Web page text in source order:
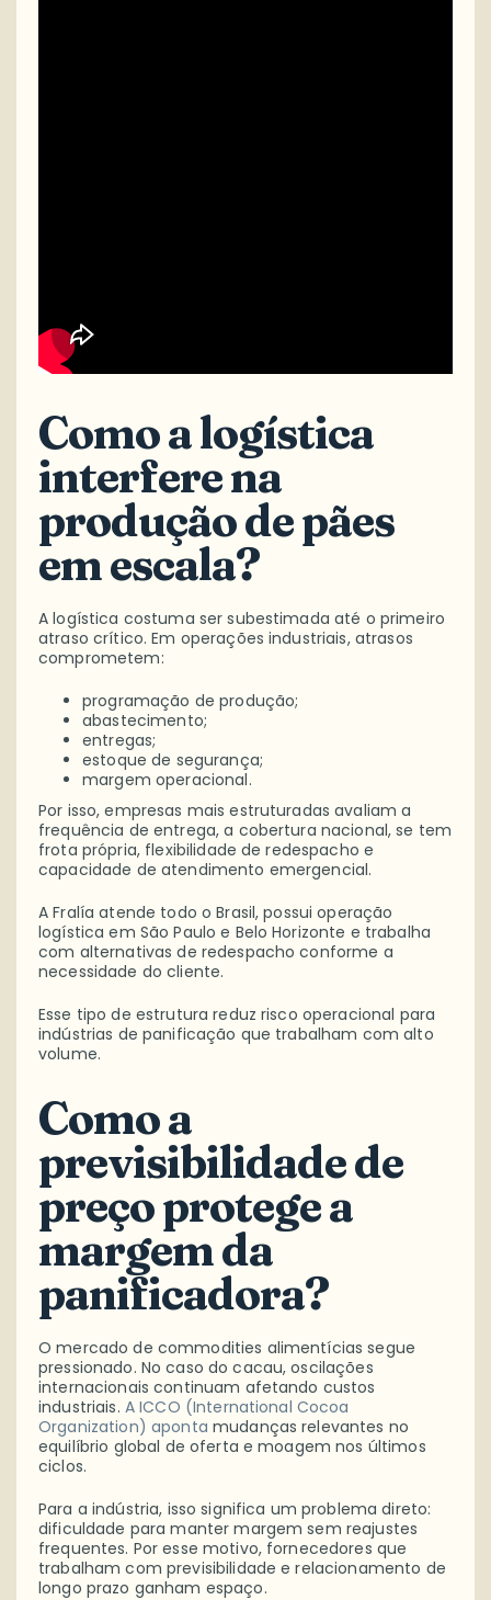
Como a logística
interfere na
produção de pães
em escala?
A logística costuma ser subestimada até o primeiro
atraso crítico. Em operações industriais, atrasos
comprometem:
programação de produção;
abastecimento;
entregas;
estoque de segurança;
margem operacional.
Por isso, empresas mais estruturadas avaliam a
frequência de entrega, a cobertura nacional, se tem
frota própria, flexibilidade de redespacho e
capacidade de atendimento emergencial.
A Fralía atende todo o Brasil, possui operação
logística em São Paulo e Belo Horizonte e trabalha
com alternativas de redespacho conforme a
necessidade do cliente.
Esse tipo de estrutura reduz risco operacional para
indústrias de panificação que trabalham com alto
volume.
Como a
previsibilidade de
preço protege a
margem da
panificadora?
O mercado de commodities alimentícias segue
pressionado. No caso do cacau, oscilações
internacionais continuam afetando custos
industriais. A ICCO (International Cocoa
Organization) aponta mudanças relevantes no
equilíbrio global de oferta e moagem nos últimos
ciclos.
Para a indústria, isso significa um problema direto:
dificuldade para manter margem sem reajustes
frequentes. Por esse motivo, fornecedores que
trabalham com previsibilidade e relacionamento de
longo prazo ganham espaço.